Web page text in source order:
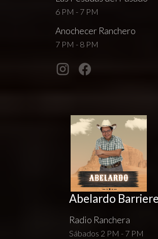
6 PM - 7 PM
Anochecer Ranchero
7 PM - 8 PM
Abelardo Barriere
Radio Ranchera
Sábados 2 PM - 7 PM